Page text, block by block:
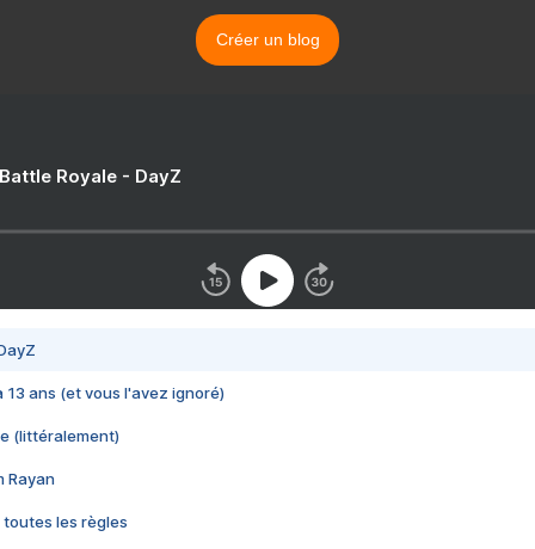
Créer un blog
Royale - DayZ
13 ans (et vous l'avez ignoré)
(littéralement)
Rayan
toutes les règles